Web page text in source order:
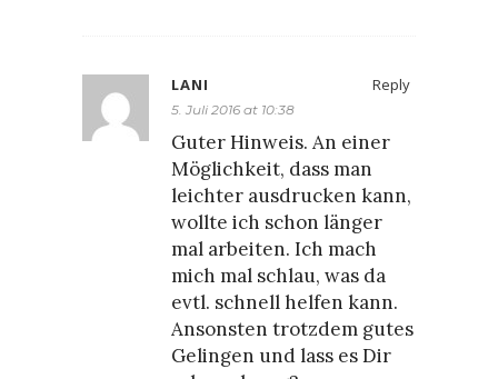
Reply
LANI
5. Juli 2016 at 10:38
Guter Hinweis. An einer
Möglichkeit, dass man
leichter ausdrucken kann,
wollte ich schon länger
mal arbeiten. Ich mach
mich mal schlau, was da
evtl. schnell helfen kann.
Ansonsten trotzdem gutes
Gelingen und lass es Dir